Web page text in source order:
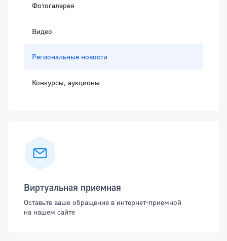
Фотогалерея
Видео
Региональные новости
Конкурсы, аукционы
Виртуальная приемная
Оставьте ваше обращение в интернет-приемной
на нашем сайте